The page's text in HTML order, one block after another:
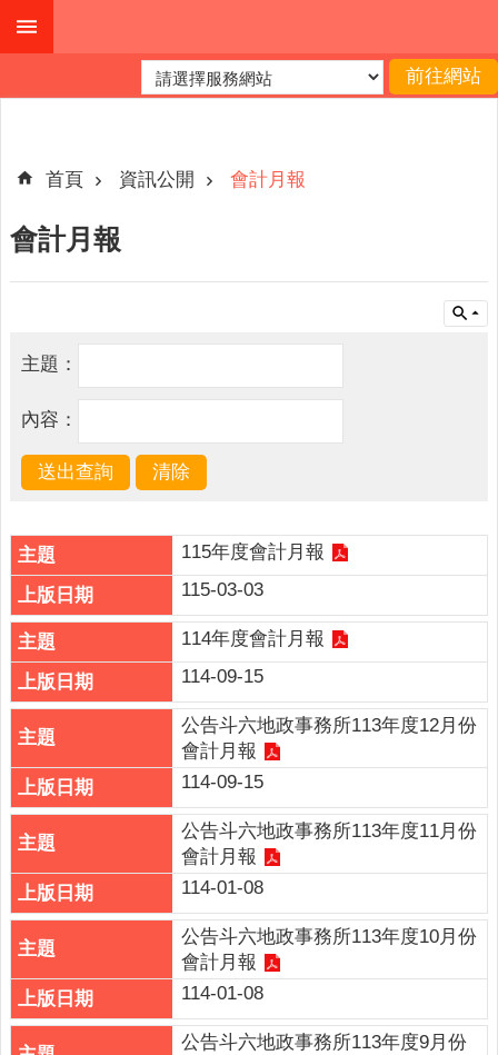
跳到主要內容區塊
階
公
布
關
於
們
統
便
民
服
務
資
訊
公
開
民
交
流
相
關
連
首頁 資訊公開 會計月報
會計月報
主題：
內容：
115年度會計月報
115-03-03
114年度會計月報
114-09-15
公告斗六地政事務所113年度12月份
會計月報
114-09-15
公告斗六地政事務所113年度11月份
會計月報
114-01-08
公告斗六地政事務所113年度10月份
會計月報
114-01-08
公告斗六地政事務所113年度9月份